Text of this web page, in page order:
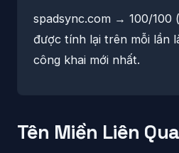
spadsync.com → 100/100 (
được tính lại trên mỗi lần
công khai mới nhất.
Tên Miền Liên